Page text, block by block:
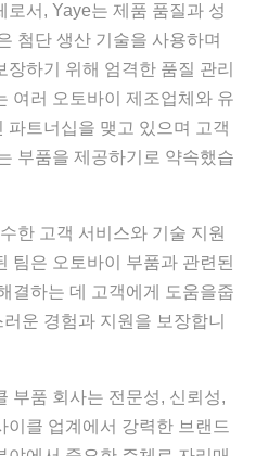
서, Yaye는 제품 품질과 성
첨단 생산 기술을 사용하며
하기 위해 엄격한 품질 관리
여러 오토바이 제조업체와 유
파트너십을 맺고 있으며 고객
부품을 제공하기로 약속했습
한 고객 서비스와 기술 지원
팀은 오토바이 부품과 관련된
결하는 데 고객에게 도움을줍
운 경험과 지원을 보장합니
부품 회사는 전문성, 신뢰성,
이클 업계에서 강력한 브랜드